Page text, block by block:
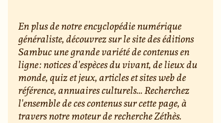
En plus de notre encyclopédie numérique
généraliste, découvrez sur le site des éditions
Sambuc une grande variété de contenus en
ligne : notices d'espèces du vivant, de lieux du
monde, quiz et jeux, articles et sites web de
référence, annuaires culturels... Recherchez
l'ensemble de ces contenus sur cette page, à
travers notre moteur de recherche Zéthès.